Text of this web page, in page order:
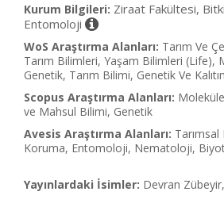
Kurum Bilgileri: Ziraat Fakültesi,
Entomoloji
WoS Araştırma Alanları: Tarım Ve
Tarım Bilimleri, Yaşam Bilimleri (Life),
Genetik, Tarım Bilimi, Genetik Ve
Scopus Araştırma Alanları:
ve Mahsul Bilimi, Genetik
Avesis Araştırma Alanları:
Koruma, Entomoloji, Nematoloji,
Yayınlardaki İsimler: Devran